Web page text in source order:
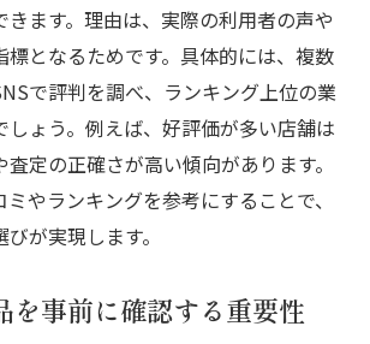
ます。理由は、実際の利用者の声や
標となるためです。具体的には、複数
で評判を調べ、ランキング上位の業
しょう。例えば、好評価が多い店舗は
定の正確さが高い傾向があります。
やランキングを参考にすることで、
が実現します。
を事前に確認する重要性